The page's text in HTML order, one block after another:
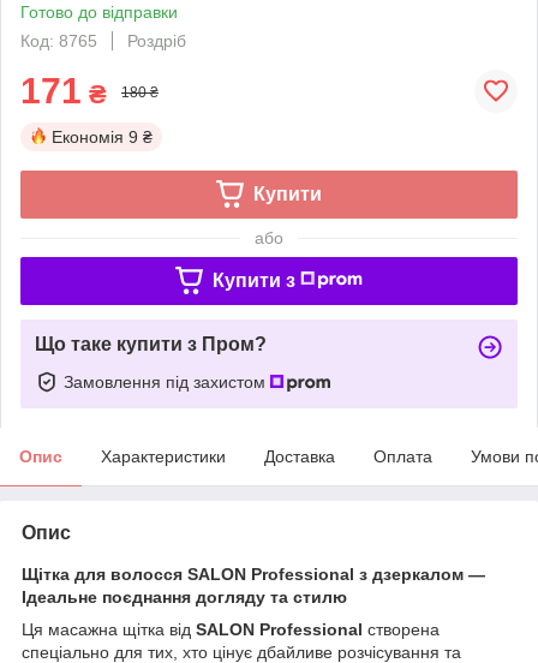
Готово до відправки
Код: 8765
Роздріб
171 ₴ 180 ₴
Економія 9 ₴
Купити
або
Купити з
Що таке купити з Пром?
Замовлення під захистом
Опис Характеристики Доставка Оплата Умови
Опис
Щітка для волосся SALON Professional з дзеркалом —
Ідеальне поєднання догляду та стилю
​Ця масажна щітка від SALON Professional створена
спеціально для тих, хто цінує дбайливе розчісування та